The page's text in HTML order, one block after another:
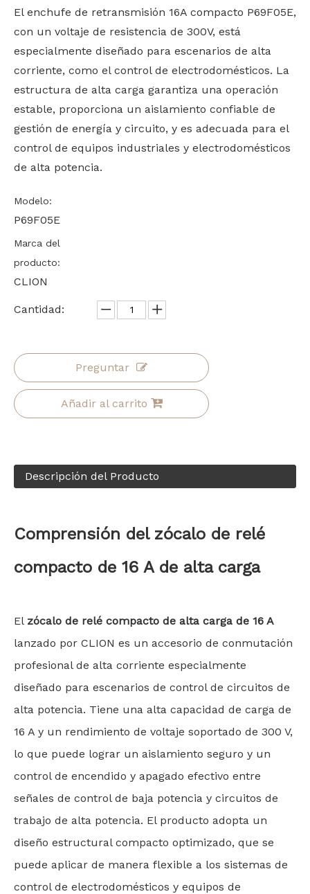
El enchufe de retransmisión 16A compacto P69F05E,
con un voltaje de resistencia de 300V, está
especialmente diseñado para escenarios de alta
corriente, como el control de electrodomésticos. La
estructura de alta carga garantiza una operación
estable, proporciona un aislamiento confiable de
gestión de energía y circuito, y es adecuada para el
control de equipos industriales y electrodomésticos
de alta potencia.
Modelo:
P69F05E
Marca del
producto:
CLION
Cantidad:
Preguntar
Añadir al carrito
Descripción del Producto
Comprensión del zócalo de relé
compacto de 16 A de alta carga
El zócalo de relé compacto de alta carga de 16 A
lanzado por CLION es un accesorio de conmutación
profesional de alta corriente especialmente
diseñado para escenarios de control de circuitos de
alta potencia. Tiene una alta capacidad de carga de
16 A y un rendimiento de voltaje soportado de 300 V,
lo que puede lograr un aislamiento seguro y un
control de encendido y apagado efectivo entre
señales de control de baja potencia y circuitos de
trabajo de alta potencia. El producto adopta un
diseño estructural compacto optimizado, que se
puede aplicar de manera flexible a los sistemas de
control de electrodomésticos y equipos de